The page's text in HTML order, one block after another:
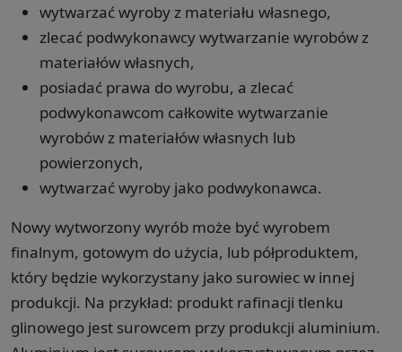
wytwarzać wyroby z materiału własnego,
zlecać podwykonawcy wytwarzanie wyrobów z
materiałów własnych,
posiadać prawa do wyrobu, a zlecać
podwykonawcom całkowite wytwarzanie
wyrobów z materiałów własnych lub
powierzonych,
wytwarzać wyroby jako podwykonawca.
Nowy wytworzony wyrób może być wyrobem
finalnym, gotowym do użycia, lub półproduktem,
który będzie wykorzystany jako surowiec w innej
produkcji. Na przykład: produkt rafinacji tlenku
glinowego jest surowcem przy produkcji aluminium.